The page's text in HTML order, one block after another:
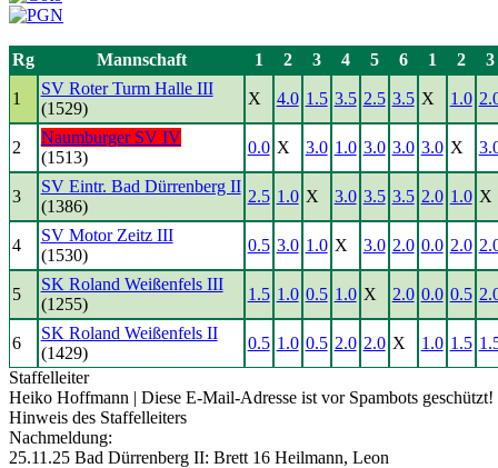
Rg Mannschaft 1 2 3 4 5 6 1 2 3
1
SV Roter Turm Halle III
(1529)
X 4.0 1.5 3.5 2.5 3.5 X 1.0
2
Naumburger SV IV
(1513)
0.0 X 3.0 1.0 3.0 3.0 3.0 X
3
SV Eintr. Bad Dürrenberg II
(1386)
2.5 1.0 X 3.0 3.5 3.5 2.0 1.0 X
4
SV Motor Zeitz III
(1530)
0.5 3.0 1.0 X 3.0 2.0 0.0 2.0
5
SK Roland Weißenfels III
(1255)
1.5 1.0 0.5 1.0 X 2.0 0.0 0.5
6
SK Roland Weißenfels II
(1429)
0.5 1.0 0.5 2.0 2.0 X 1.0 1.5
Staffelleiter
Heiko Hoffmann | Diese E-Mail-Adresse ist vor Spambots
Hinweis des Staffelleiters
Nachmeldung:
25.11.25 Bad Dürrenberg II: Brett 16 Heilmann, Leon